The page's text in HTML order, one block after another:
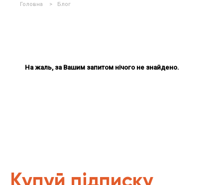
Головна > Блог
На жаль, за Вашим запитом нічого не знайдено.